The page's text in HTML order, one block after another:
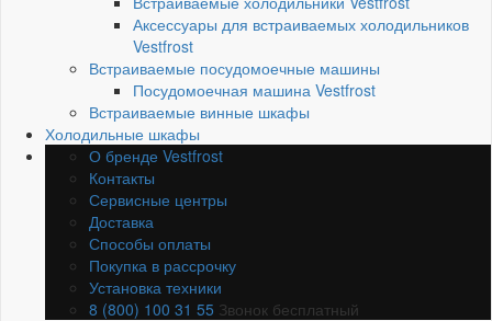
Аксессуары для встраиваемых холодильников
Vestfrost
Встраиваемые посудомоечные машины
Посудомоечная машина Vestfrost
Встраиваемые винные шкафы
Холодильные шкафы
О бренде Vestfrost
Контакты
Сервисные центры
Доставка
Способы оплаты
Покупка в рассрочку
Установка техники
8 (800) 100 31 55 Звонок бесплатный